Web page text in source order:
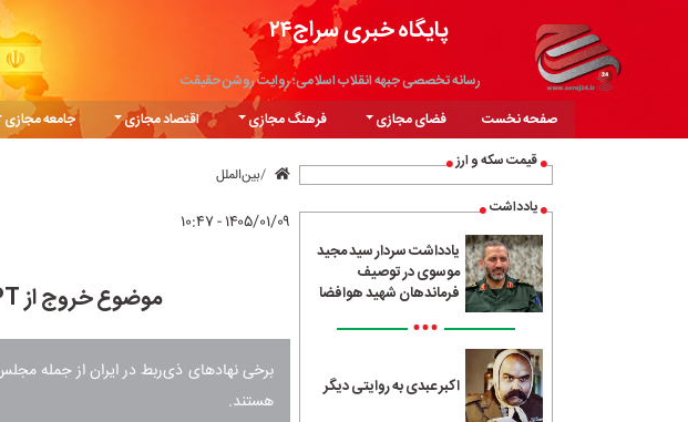
پایگاه خبری سراج۲۴
رسانه تخصصی جبهه انقلاب اسلامی؛ روایت روشن حقیقت
صفحه نخست فضای مجازی فرهنگ مجازی اقتصاد مجازی جامعه مجازی
قیمت سکه و ارز
یادداشت
یادداشت سردار سید مجید
موسوی در توصیف
فرماندهان شهید هوافضا
•••
اکبر عبدی به روایتی دیگر
بین‌الملل
۱۴۰۵/۰۱/۰۹ - ۱۰:۴۷
موضوع خروج از NPT در دستور کار ایران قرار گرفت
هستند.